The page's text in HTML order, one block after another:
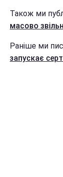
Також ми
масово
Раніше ми
запускає